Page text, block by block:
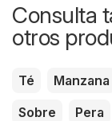
Consulta
otros
Té Manzana
Sobre
Pera